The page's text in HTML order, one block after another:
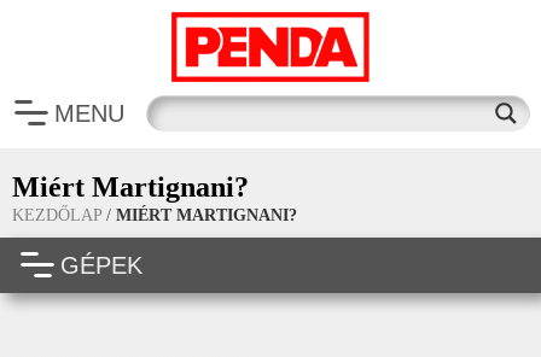
MENU
Miért Martignani?
KEZDŐLAP / MIÉRT MARTIGNANI?
GÉPEK